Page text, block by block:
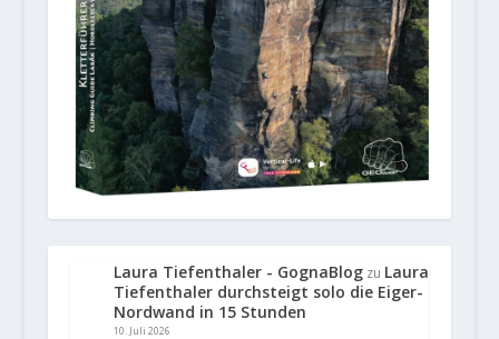
Laura Tiefenthaler - GognaBlogzu Laura
Tiefenthaler durchsteigt solo die Eiger-
Nordwand in 15 Stunden
10. Juli 2026